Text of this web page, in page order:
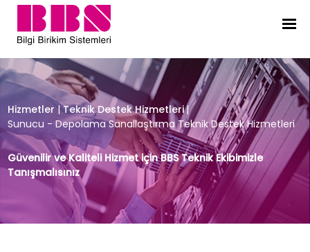
Sunucu - Depolama
Hizmetler | Teknik Destek Hizmetleri|
Sunucu - Depolama Sanallaştırma Teknik Destek Hizmetleri
Güvenilir ve Kaliteli Hizmet için BBS Teknik Ekibimizle
Tanışmalısınız